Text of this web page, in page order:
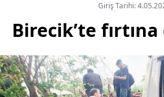
Giriş Tarihi:
Birecik’te fırtına